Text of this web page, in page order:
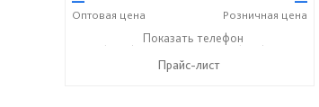
Оптовая цена Розничная цена
+7 (3812) 90-27-89 ☎+7 (800) 600-72-93
Показать телефон
Прайс-лист